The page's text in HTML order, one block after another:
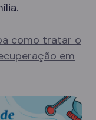
como tratar o
em